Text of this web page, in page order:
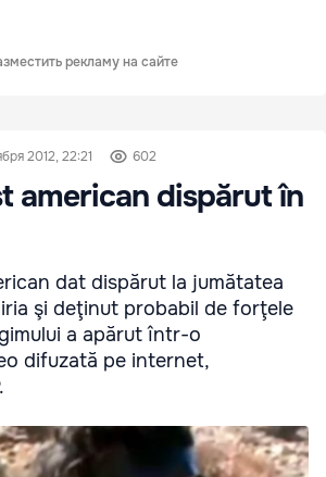
рекламу на сайте
2012, 22:21 602
american dispărut în
dat dispărut la jumătatea
şi deţinut probabil de forţele
a apărut într-o
difuzată pe internet,